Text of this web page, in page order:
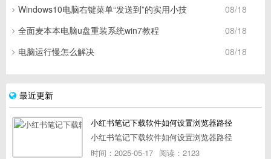
08/18
Windows10电脑右键菜单“发送到”的实用小技
08/18
全面麦本本电脑u盘重装系统win7教程
08/18
电脑运行慢怎么解决
最近更新
小红书笔记下载软件如何设置浏览器路径
小红书笔记下载软件如何设置浏览器路径
时间：2025-05-17 阅读：2123